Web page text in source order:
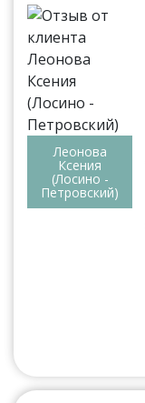
Леонова
Ксения
(Лосино -
Петровский)